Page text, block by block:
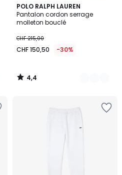
POLO RALPH LAUREN
Pantalon cordon serrage
molleton bouclé
CHF 215,00
CHF 150,50 -30%
4,4
/ 5
2
Couleurs
4,4
/